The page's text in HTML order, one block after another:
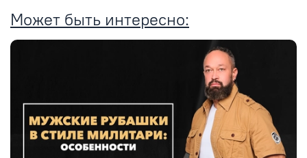
Может быть интересно: